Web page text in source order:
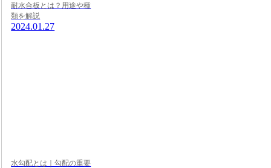
耐水合板とは？用途や種
類を解説
2024.01.27
水勾配とは｜勾配の重要